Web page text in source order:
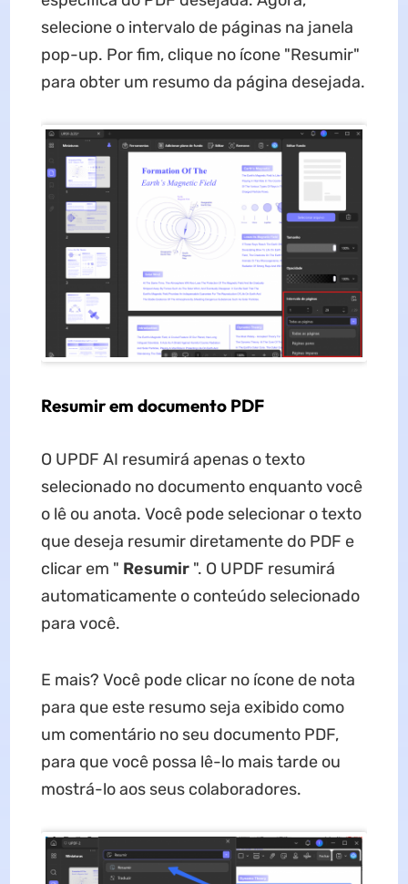
selecione o intervalo de páginas na janela
pop-up. Por fim, clique no ícone "Resumir"
para obter um resumo da página desejada.
Resumir em documento PDF
O UPDF AI resumirá apenas o texto
selecionado no documento enquanto você
o lê ou anota. Você pode selecionar o texto
que deseja resumir diretamente do PDF e
clicar em " Resumir". O UPDF resumirá
automaticamente o conteúdo selecionado
para você.
E mais? Você pode clicar no ícone de nota
para que este resumo seja exibido como
um comentário no seu documento PDF,
para que você possa lê-lo mais tarde ou
mostrá-lo aos seus colaboradores.